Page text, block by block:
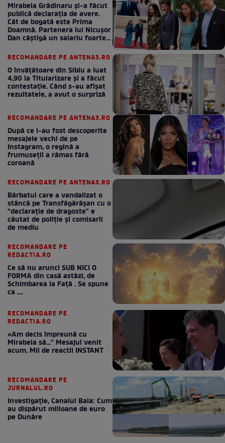
Mirabela Grădinaru și-a făcut
publică declarația de avere.
Cât de bogată este Prima
Doamnă. Partenera lui Nicușor
Dan câștigă un salariu foarte
RECOMANDARE PE ANTENA3.RO
O învățătoare din Sibiu a luat
4,90 la Titularizare și a făcut
contestație. Când s-au afișat
rezultatele, a avut o surpriză
RECOMANDARE PE ANTENA3.RO
După ce i-au fost descoperite
mesajele vechi de pe
Instagram, o regină a
frumuseții a rămas fără
coroană
RECOMANDARE PE ANTENA3.RO
Bărbatul care a vandalizat o
stâncă pe Transfăgărășan cu o
"declaraţie de dragoste" e
căutat de poliție și comisarii
de mediu
RECOMANDARE PE
REDACTIA.RO
Ce să nu arunci SUB NICI O
FORMA din casă astăzi, de
Schimbarea la Față . Se spune
ca ....
RECOMANDARE PE
REDACTIA.RO
«Am decis împreună cu
Mirabela să..." Mesajul venit
acum. Mii de reactii INSTANT
RECOMANDARE PE
JURNALUL.RO
Investigație, Canalul Bala: Cum
au dispărut milioane de euro
pe Dunăre